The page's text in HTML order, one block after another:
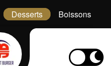
Desserts Boissons